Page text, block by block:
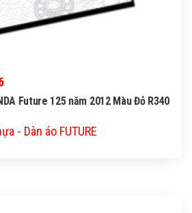
Future 125 năm 2012 Màu Đỏ R340
- Dàn áo FUTURE